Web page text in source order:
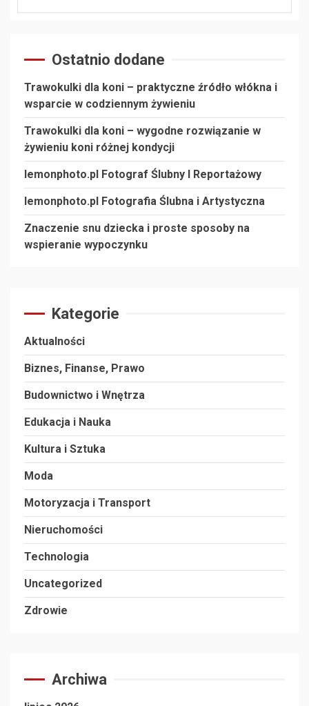
Ostatnio dodane
Trawokulki dla koni – praktyczne źródło włókna i
wsparcie w codziennym żywieniu
Trawokulki dla koni – wygodne rozwiązanie w
żywieniu koni różnej kondycji
lemonphoto.pl Fotograf Ślubny I Reportażowy
lemonphoto.pl Fotografia Ślubna i Artystyczna
Znaczenie snu dziecka i proste sposoby na
wspieranie wypoczynku
Kategorie
Aktualności
Biznes, Finanse, Prawo
Budownictwo i Wnętrza
Edukacja i Nauka
Kultura i Sztuka
Moda
Motoryzacja i Transport
Nieruchomości
Technologia
Uncategorized
Zdrowie
Archiwa